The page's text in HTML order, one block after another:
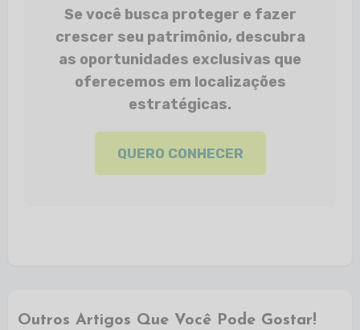
Se você busca proteger e fazer
crescer seu patrimônio, descubra
as oportunidades exclusivas que
oferecemos em localizações
estratégicas.
QUERO CONHECER
Outros Artigos Que Você Pode Gostar!